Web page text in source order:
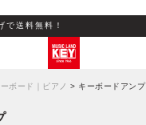
送料無料！
ボード｜ピアノ > キーボードアンプ